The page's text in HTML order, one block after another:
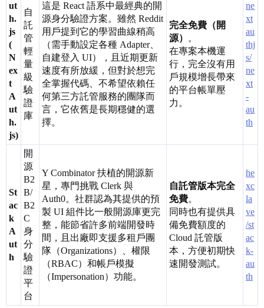
ut
h.
js
(
N
ex
t
A
ut
h.
js)
自
託
管
輕
量
級
驗
證
庫
這是 React 語系中最經典的開
源身分驗證方案。雖然 Reddit
用戶提到它的學習曲線稍高
（需手動設定各種 Adapter、
自建登入 UI），且近期更新
速度有所放緩，但對於想完
全掌握代碼、不希望依賴任
何第三方託管服務的團隊而
言，它依舊是長期穩健的選
擇。
完全免費（開
源）
。
在專案本機運
行，完全沒有用
戶規模增長帶來
的平台帳單壓
力。
ne
xt
au
thj
s/
ne
xt
-
au
th
St
ac
k
A
ut
h
開
源
B2
B/
B2
C
身
分
驗
證
平
台
Y Combinator 扶植的開源新
星，專門挑戰 Clerk 與
Auth0。社群認為其提供的預
製 UI 組件比一般開源庫更完
整，能節省許多前端開發時
間，且出廠即支援多租戶團
隊（Organizations）、權限
（RBAC）和帳戶模擬
（Impersonation）功能。
自託管版本完全
免費。
同時也有提供具
備免費額度的
Cloud 託管版
本，方便初期快
速開發測試。
he
xc
la
ve
/st
ac
k-
au
th